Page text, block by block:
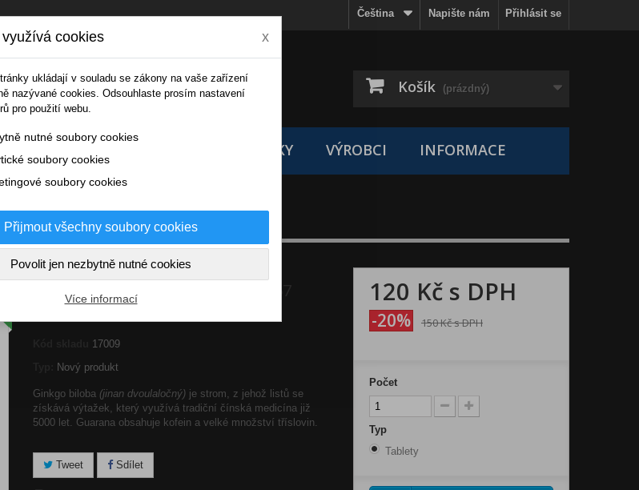
Přihlásit se
Napište nám
Čeština
Košík (prázdný)
THERMOBOXY DOPLŇKY VÝROBCI INFORMACE
67 tablet
Ginkgo biloba 30 mg + guarana 67
tablet
17009
Nový produkt
Ginkgo biloba (jinan dvoulaločný) je strom, z jehož listů se
získává výtažek, který využívá tradiční čínská medicína již
5000 let. Guarana obsahuje kofein a velké množství tříslovin.
Tweet Sdílet
120 Kčs DPH
-20% 150 Kčs DPH
Počet
Typ
Tablety
cookies x
ukládají v souladu se zákony na vaše zařízení
nazývané cookies. Odsouhlaste prosím nastavení
pro použití webu.
nutné soubory cookies
soubory cookies
soubory cookies
Přijmout všechny soubory cookies
Povolit jen nezbytně nutné cookies
Více informací